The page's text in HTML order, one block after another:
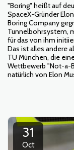
"Boring" heißt auf
SpaceX-Gründer
Boring Company
Tunnelbohrsystem,
für das von ihm
Das ist alles andere
TU München, die
Wettbewerb "Not-a-
natürlich von Elon
31
Oct